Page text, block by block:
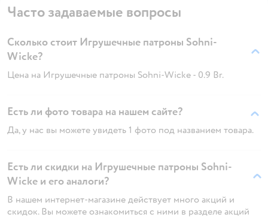
Часто задаваемые вопросы
Сколько стоит Игрушечные патроны Sohni-
Wicke?
Цена на Игрушечные патроны Sohni-Wicke - 0.9 Br.
Есть ли фото товара на нашем сайте?
Да, у нас вы можете увидеть 1 фото под названием товара.
Есть ли скидки на Игрушечные патроны Sohni-
Wicke и его аналоги?
В нашем интернет-магазине действует много акций и
скидок. Вы можете ознакомиться с ними в разделе акций